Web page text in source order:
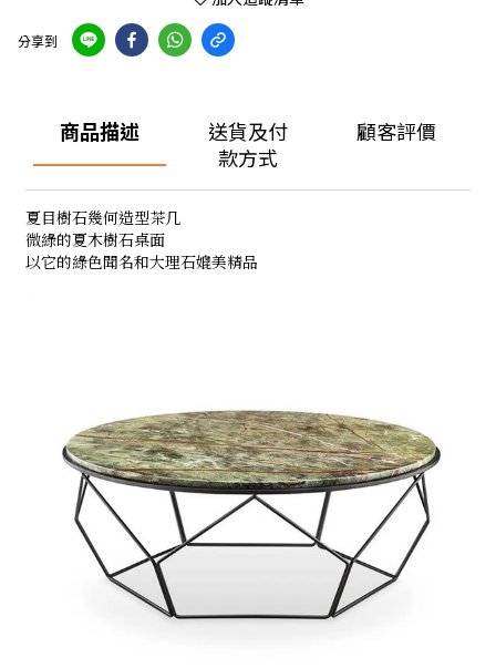
分享到
商品描述
送貨及付
款方式
顧客評價
夏目樹石幾何造型茶几
微綠的夏木樹石桌面
以它的綠色聞名和大理石媲美精品